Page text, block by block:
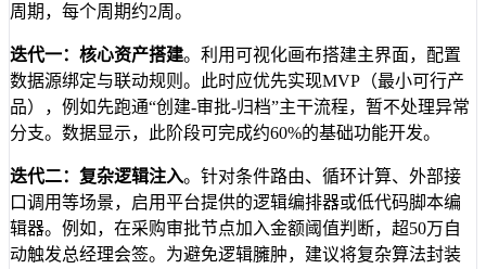
周期，每个周期约2周。
迭代一：核心资产搭建。利用可视化画布搭建主界面，配置
数据源绑定与联动规则。此时应优先实现MVP（最小可行产
品），例如先跑通“创建-审批-归档”主干流程，暂不处理异常
分支。数据显示，此阶段可完成约60%的基础功能开发。
迭代二：复杂逻辑注入。针对条件路由、循环计算、外部接
口调用等场景，启用平台提供的逻辑编排器或低代码脚本编
辑器。例如，在采购审批节点加入金额阈值判断，超50万自
动触发总经理会签。为避免逻辑臃肿，建议将复杂算法封装